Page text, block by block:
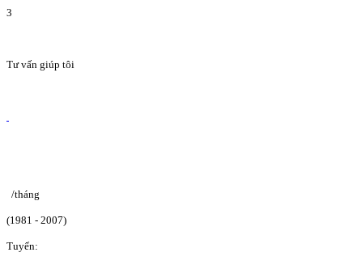
3
Tư vấn giúp tôi
/tháng
(1981 - 2007)
Tuyển: